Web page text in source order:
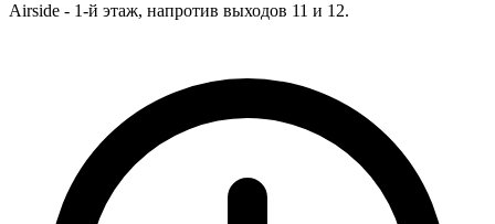
Airside - 1-й этаж, напротив выходов 11 и 12.